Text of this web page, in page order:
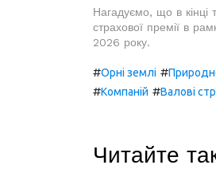
Нагадуємо, що в кінці
страхової премії в
2026 року.
#Орні землі #
#Компаній #Валові
Читайте